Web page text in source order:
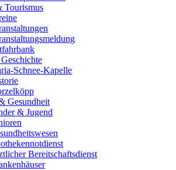
Tourismus
Schnee-Kapelle
Gesundheit
& Jugend
Bereitschaftsdienst